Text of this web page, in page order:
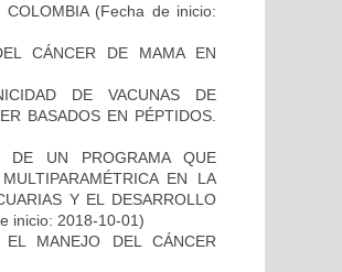
COLOMBIA(Fecha de inicio:
CÁNCER DE MAMA EN
DE VACUNAS DE
BASADOS EN PÉPTIDOS.
DE UN PROGRAMA QUE
EN LA
Y EL DESARROLLO
inicio: 2018-10-01)
EL MANEJO DEL CÁNCER